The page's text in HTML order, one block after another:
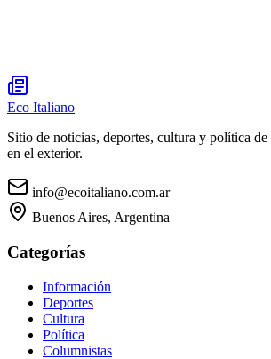
Eco Italiano
Sitio de noticias, deportes, cultura y política
en el exterior.
info@ecoitaliano.com.ar
Buenos Aires, Argentina
Categorías
Información
Deportes
Cultura
Política
Columnistas